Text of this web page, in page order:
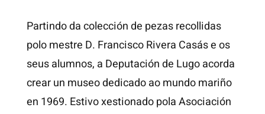
Partindo da colección de pezas recollidas
polo mestre D. Francisco Rivera Casás e os
seus alumnos, a Deputación de Lugo acorda
crear un museo dedicado ao mundo mariño
en 1969. Estivo xestionado pola Asociación